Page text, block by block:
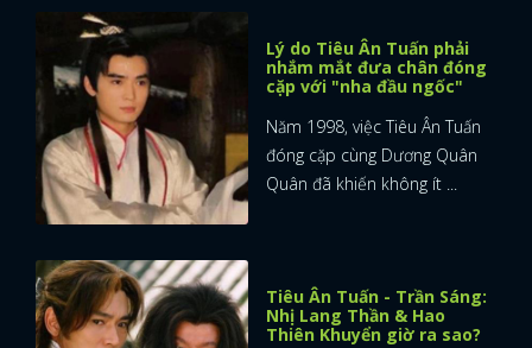
Lý do Tiêu Ân Tuấn phải
nhắm mắt đưa chân đóng
cặp với "nha đầu ngốc"
Năm 1998, việc Tiêu Ân Tuấn
đóng cặp cùng Dương Quân
Quân đã khiến không ít ...
Tiêu Ân Tuấn - Trần Sáng:
Nhị Lang Thần & Hao
Thiên Khuyển giờ ra sao?